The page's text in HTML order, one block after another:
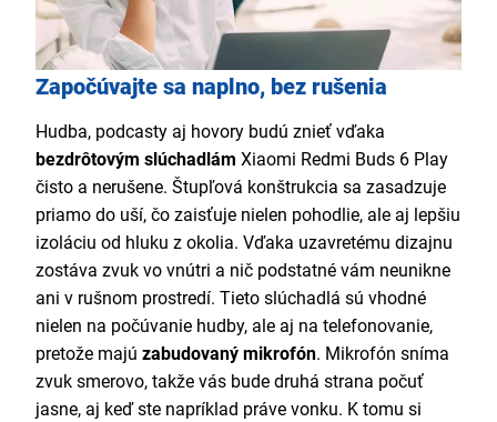
Započúvajte sa naplno, bez rušenia
Hudba, podcasty aj hovory budú znieť vďaka
bezdrôtovým slúchadlám Xiaomi Redmi Buds 6 Play
čisto a nerušene. Štupľová konštrukcia sa zasadzuje
priamo do uší, čo zaisťuje nielen pohodlie, ale aj lepšiu
izoláciu od hluku z okolia. Vďaka uzavretému dizajnu
zostáva zvuk vo vnútri a nič podstatné vám neunikne
ani v rušnom prostredí. Tieto slúchadlá sú vhodné
nielen na počúvanie hudby, ale aj na telefonovanie,
pretože majú zabudovaný mikrofón. Mikrofón sníma
zvuk smerovo, takže vás bude druhá strana počuť
jasne, aj keď ste napríklad práve vonku. K tomu si